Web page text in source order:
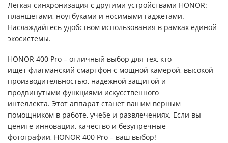
Лёгкая синхронизация с другими устройствами HONOR:
планшетами, ноутбуками и носимыми гаджетами.
Наслаждайтесь удобством использования в рамках единой
экосистемы.
HONOR 400 Pro – отличный выбор для тех, кто
ищет флагманский смартфон с мощной камерой, высокой
производительностью, надежной защитой и
продвинутыми функциями искусственного
интеллекта. Этот аппарат станет вашим верным
помощником в работе, учебе и развлечениях. Если вы
цените инновации, качество и безупречные
фотографии, HONOR 400 Pro – ваш выбор!